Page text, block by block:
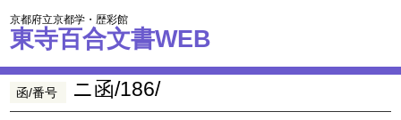
京都府立京都学・歴彩館
東寺百合文書WEB
函/番号 ニ函/186/